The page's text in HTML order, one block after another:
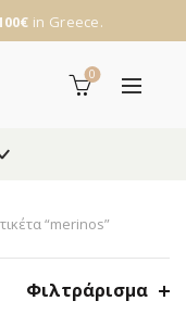
in Greece.
0
“merinos”
Φιλτράρισμα